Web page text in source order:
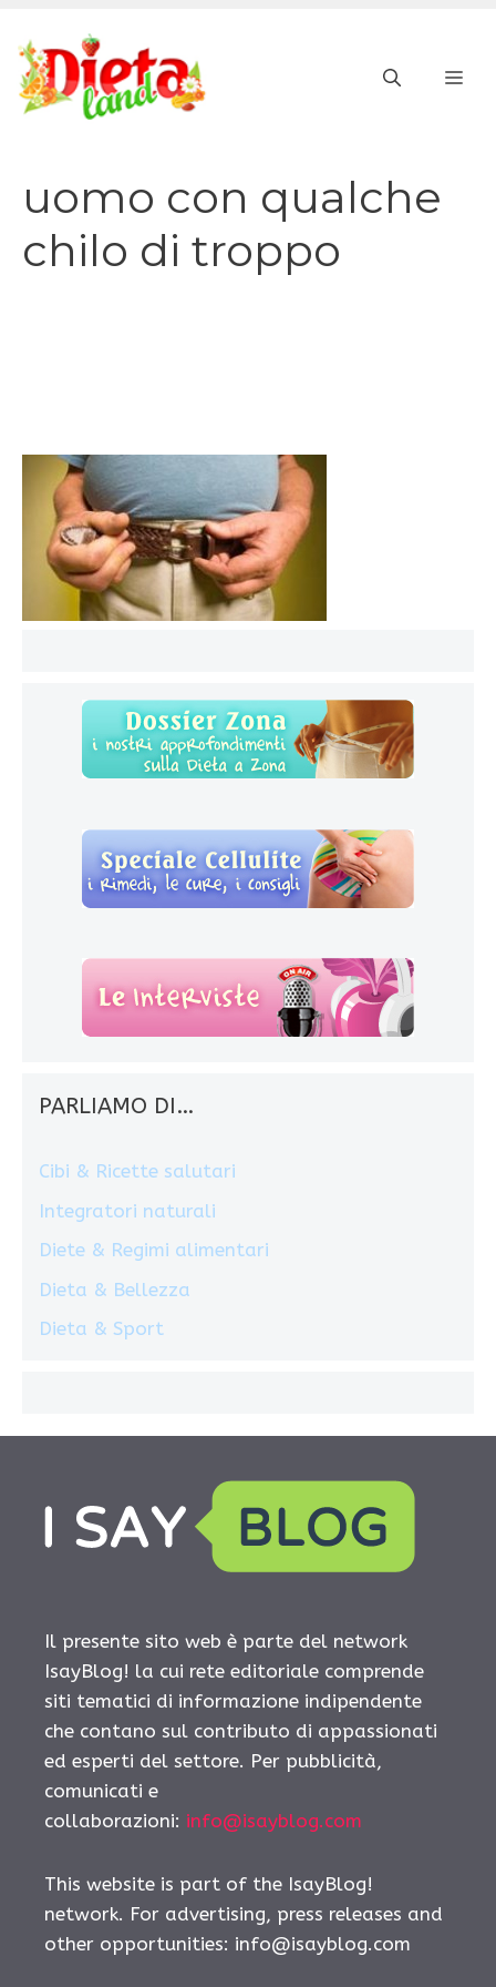
contenuto
uomo con qualche
chilo di troppo
PARLIAMO DI…
Cibi & Ricette salutari
Integratori naturali
Diete & Regimi alimentari
Dieta & Bellezza
Dieta & Sport
Il presente sito web è parte del network
IsayBlog! la cui rete editoriale comprende
siti tematici di informazione indipendente
che contano sul contributo di appassionati
ed esperti del settore. Per pubblicità,
comunicati e
collaborazioni: info@isayblog.com
This website is part of the IsayBlog!
network. For advertising, press releases and
other opportunities: info@isayblog.com